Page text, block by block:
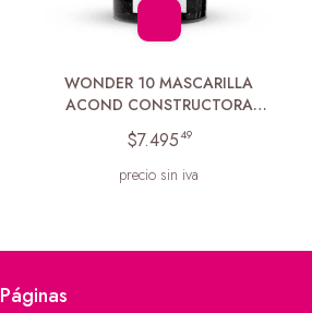
WONDER 10 MASCARILLA
ACOND CONSTRUCTORA
*300ML
$7.49549
precio sin iva
Páginas